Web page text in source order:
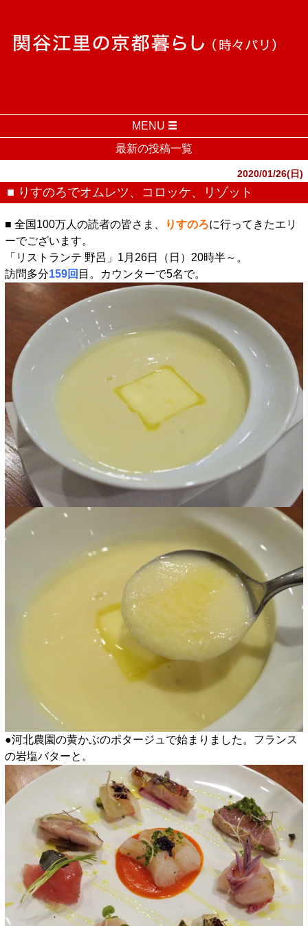
MENU
最新の投稿一覧
2020/01/26(日)
■ りすのろでオムレツ、コロッケ、リゾット
■ 全国100万人の読者の皆さま、 りすのろに行ってきたエリ
ーでございます。
「リストランテ 野呂」1月26日（日）20時半～。
訪問多分159回 目。カウンターで5名で。
●河北農園の黄かぶのポタージュで始まりました。フランス
の岩塩バターと。